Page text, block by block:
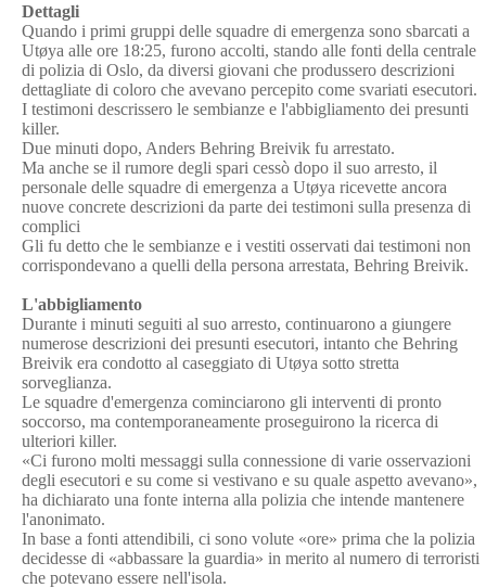
Dettagli
Quando i primi gruppi delle squadre di emergenza sono sbarcati a
Utøya alle ore 18:25, furono accolti, stando alle fonti della centrale
di polizia di Oslo, da diversi giovani che produssero descrizioni
dettagliate di coloro che avevano percepito come svariati esecutori.
I testimoni descrissero le sembianze e l'abbigliamento dei presunti
killer.
Due minuti dopo, Anders Behring Breivik fu arrestato.
Ma anche se il rumore degli spari cessò dopo il suo arresto, il
personale delle squadre di emergenza a Utøya ricevette ancora
nuove concrete descrizioni da parte dei testimoni sulla presenza di
complici
Gli fu detto che le sembianze e i vestiti osservati dai testimoni non
corrispondevano a quelli della persona arrestata, Behring Breivik.
L'abbigliamento
Durante i minuti seguiti al suo arresto, continuarono a giungere
numerose descrizioni dei presunti esecutori, intanto che Behring
Breivik era condotto al caseggiato di Utøya sotto stretta
sorveglianza.
Le squadre d'emergenza cominciarono gli interventi di pronto
soccorso, ma contemporaneamente proseguirono la ricerca di
ulteriori killer.
«Ci furono molti messaggi sulla connessione di varie osservazioni
degli esecutori e su come si vestivano e su quale aspetto avevano»,
ha dichiarato una fonte interna alla polizia che intende mantenere
l'anonimato.
In base a fonti attendibili, ci sono volute «ore» prima che la polizia
decidesse di «abbassare la guardia» in merito al numero di terroristi
che potevano essere nell'isola.